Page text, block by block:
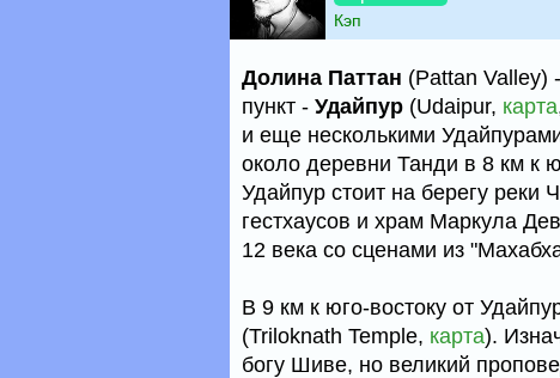
Кэп
Долина Паттан (Pattan Valley)
пункт - Удайпур (Udaipur, карта
и еще несколькими
около деревни Танди в 8 км к
Удайпур стоит на берегу реки
гестхаусов и храм Маркула
12 века со сценами из
В 9 км к юго-востоку от
(Triloknath Temple, карта).
богу Шиве, но великий